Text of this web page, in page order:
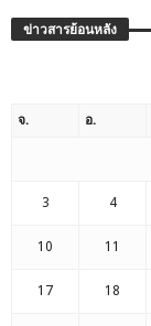
ข่าวสารย้อนหลัง
จ. อ.
3 4
10 11
17 18